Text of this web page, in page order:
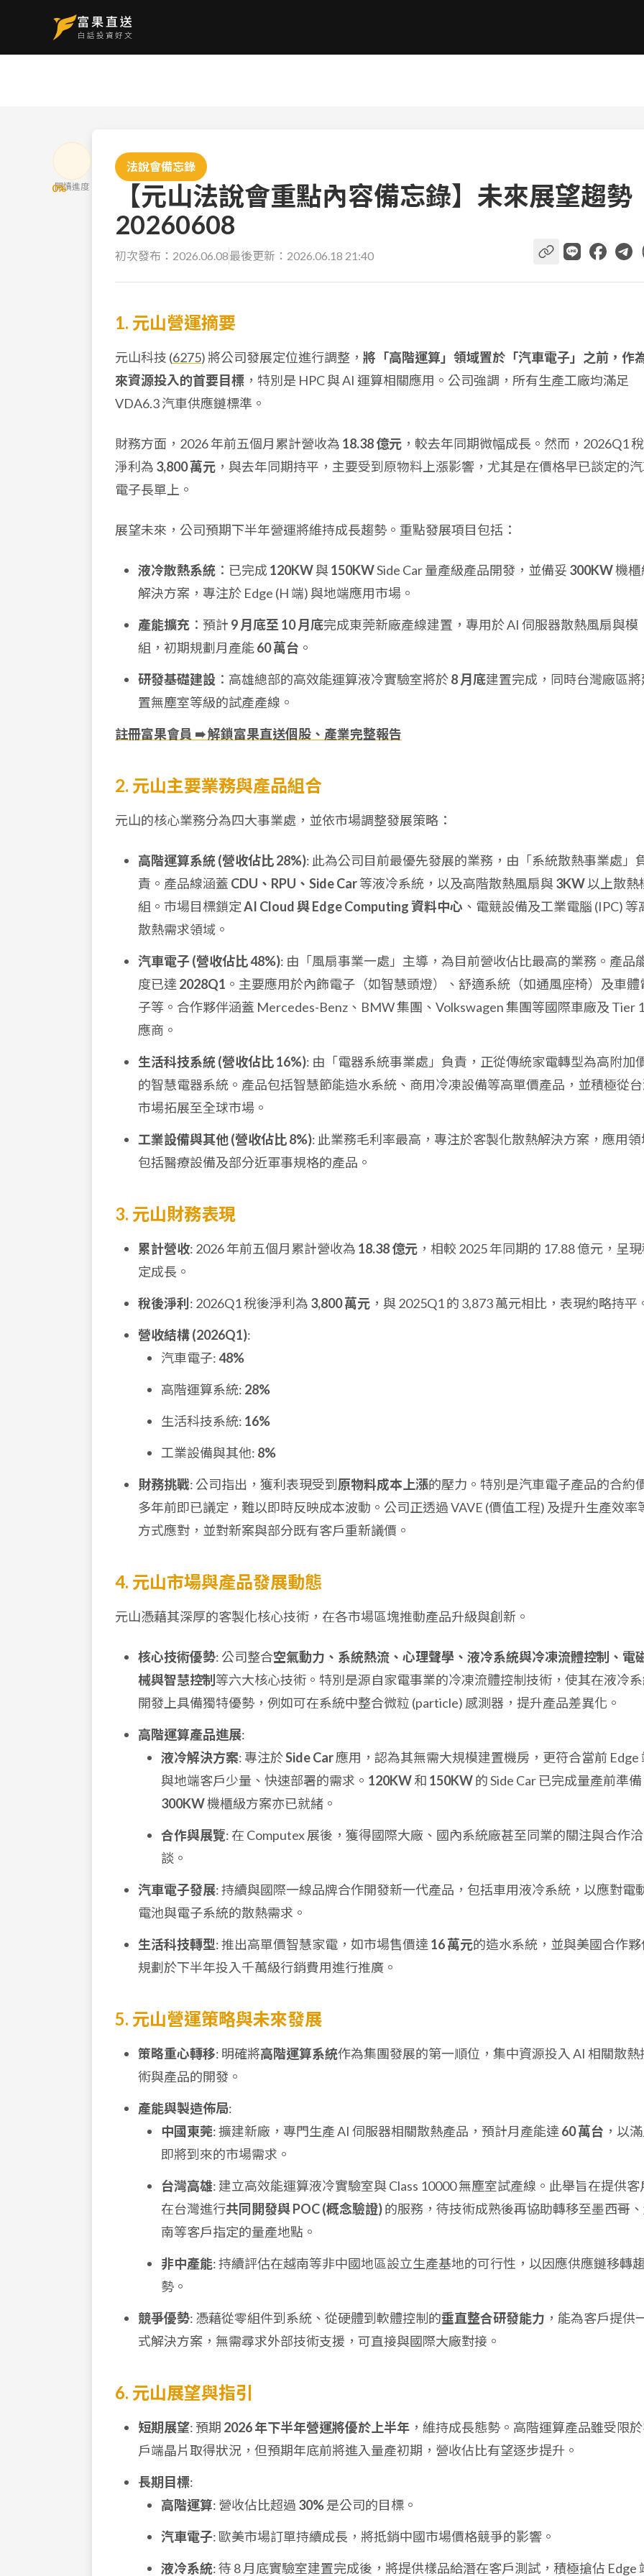
0%
閱讀進度
法說會備忘錄
【元山法說會重點內容備忘錄】未來展望趨勢
20260608
初次發布： 2026.06.08最後更新： 2026.06.18 21:40
1. 元山營運摘要
元山科技 (6275) 將公司發展定位進行調整， 將「高階運算」領域置於「汽車電子」之前，作
來資源投入的首要目標 ，特別是 HPC 與 AI 運算相關應用。公司強調，所有生產工廠均滿足
VDA6.3 汽車供應鏈標準。
財務方面，2026 年前五個月累計營收為 18.38 億元 ，較去年同期微幅成長。然而，2026Q1
淨利為 3,800 萬元 ，與去年同期持平，主要受到原物料上漲影響，尤其是在價格早已談定的
電子長單上。
展望未來，公司預期下半年營運將維持成長趨勢。重點發展項目包括：
液冷散熱系統 ：已完成 120KW與150KWSide Car 量產級產品開發，並備妥 300KW機櫃
解決方案，專注於 Edge (H 端) 與地端應用市場。
產能擴充 ：預計 9 月底至 10 月底完成東莞新廠產線建置，專用於 AI 伺服器散熱風扇與模
組，初期規劃月產能60 萬台 。
研發基礎建設 ：高雄總部的高效能運算液冷實驗室將於8 月底建置完成，同時台灣廠區將
置無塵室等級的試產產線。
註冊富果會員 ➠ 解鎖富果直送個股、產業完整報告
2. 元山主要業務與產品組合
元山的核心業務分為四大事業處，並依市場調整發展策略：
高階運算系統 (營收佔比 28%): 此為公司目前最優先發展的業務，由「系統散熱事業處」
責。產品線涵蓋 CDU、RPU、Side Car等液冷系統，以及高階散熱風扇與3KW以上散熱
組。市場目標鎖定AI Cloud 與 Edge Computing 資料中心 、電競設備及工業電腦 (IPC) 等
散熱需求領域。
汽車電子 (營收佔比 48%): 由「風扇事業一處」主導，為目前營收佔比最高的業務。產品
度已達 2028Q1 。主要應用於內飾電子（如智慧頭燈）、舒適系統（如通風座椅）及車體
子等。合作夥伴涵蓋 Mercedes-Benz、BMW 集團、Volkswagen 集團等國際車廠及 Tier
應商。
生活科技系統 (營收佔比 16%): 由「電器系統事業處」負責，正從傳統家電轉型為高附加
的智慧電器系統。產品包括智慧節能造水系統、商用冷凍設備等高單價產品，並積極從
市場拓展至全球市場。
工業設備與其他 (營收佔比 8%): 此業務毛利率最高，專注於客製化散熱解決方案，應用領
包括醫療設備及部分近軍事規格的產品。
3. 元山財務表現
累計營收: 2026 年前五個月累計營收為 18.38 億元 ，相較 2025 年同期的 17.88 億元，呈
定成長。
稅後淨利 : 2026Q1 稅後淨利為 3,800 萬元 ，與 2025Q1 的 3,873 萬元相比，表現約略持平
營收結構 (2026Q1):
汽車電子:48%
高階運算系統: 28%
生活科技系統: 16%
工業設備與其他: 8%
財務挑戰: 公司指出，獲利表現受到 原物料成本上漲的壓力。特別是汽車電子產品的合約
多年前即已議定，難以即時反映成本波動。公司正透過 VAVE (價值工程) 及提升生產效率
方式應對，並對新案與部分既有客戶重新議價。
4. 元山市場與產品發展動態
元山憑藉其深厚的客製化核心技術，在各市場區塊推動產品升級與創新。
核心技術優勢: 公司整合空氣動力、系統熱流、心理聲學、液冷系統與冷凍流體控制、電
械與智慧控制 等六大核心技術。特別是源自家電事業的冷凍流體控制技術，使其在液冷
開發上具備獨特優勢，例如可在系統中整合微粒 (particle) 感測器，提升產品差異化。
高階運算產品進展:
液冷解決方案: 專注於Side Car應用，認為其無需大規模建置機房，更符合當前 Edge
與地端客戶少量、快速部署的需求。 120KW和 150KW的 Side Car 已完成量產前準備
300KW機櫃級方案亦已就緒。
合作與展覽: 在 Computex 展後，獲得國際大廠、國內系統廠甚至同業的關注與合作洽
談。
汽車電子發展: 持續與國際一線品牌合作開發新一代產品，包括車用液冷系統，以應對電
電池與電子系統的散熱需求。
生活科技轉型: 推出高單價智慧家電，如市場售價達 16 萬元的造水系統，並與美國合作夥
規劃於下半年投入千萬級行銷費用進行推廣。
5. 元山營運策略與未來發展
策略重心轉移: 明確將高階運算系統作為集團發展的第一順位，集中資源投入 AI 相關散熱
術與產品的開發。
產能與製造佈局:
中國東莞: 擴建新廠，專門生產 AI 伺服器相關散熱產品，預計月產能達 60 萬台 ，以
即將到來的市場需求。
台灣高雄: 建立高效能運算液冷實驗室與 Class 10000 無塵室試產線。此舉旨在提供客
在台灣進行共同開發與 POC (概念驗證)的服務，待技術成熟後再協助轉移至墨西哥
南等客戶指定的量產地點。
非中產能: 持續評估在越南等非中國地區設立生產基地的可行性，以因應供應鏈移轉趨
勢。
競爭優勢: 憑藉從零組件到系統、從硬體到軟體控制的垂直整合研發能力 ，能為客戶提供
式解決方案，無需尋求外部技術支援，可直接與國際大廠對接。
6. 元山展望與指引
短期展望: 預期 2026 年下半年營運將優於上半年 ，維持成長態勢。高階運算產品雖受限
戶端晶片取得狀況，但預期年底前將進入量產初期，營收佔比有望逐步提升。
長期目標:
高階運算: 營收佔比超過 30%是公司的目標。
汽車電子: 歐美市場訂單持續成長，將抵銷中國市場價格競爭的影響。
液冷系統: 待 8 月底實驗室建置完成後，將提供樣品給潛在客戶測試，積極搶佔 Edge